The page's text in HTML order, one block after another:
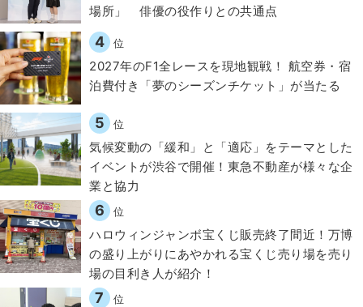
場所」 俳優の役作りとの共通点
4 位
2027年のF1全レースを現地観戦！ 航空券・宿
泊費付き「夢のシーズンチケット」が当たる
5 位
気候変動の「緩和」と「適応」をテーマとした
イベントが渋谷で開催！東急不動産が様々な企
業と協力
6 位
ハロウィンジャンボ宝くじ販売終了間近！万博
の盛り上がりにあやかれる宝くじ売り場を売り
場の目利き人が紹介！
7 位